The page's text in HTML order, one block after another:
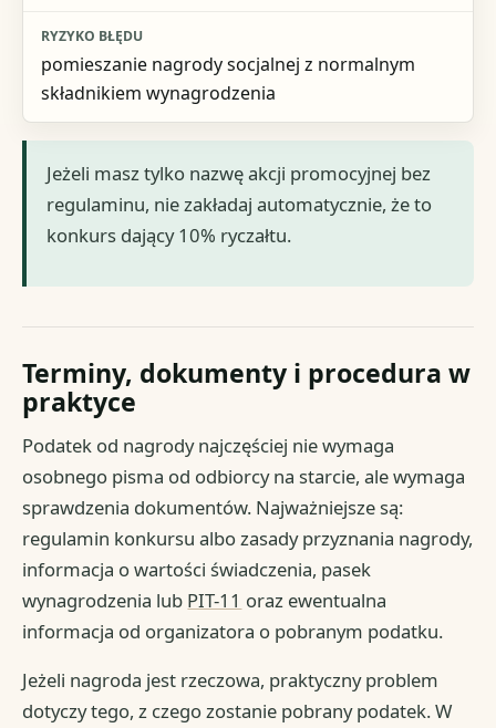
pomieszanie nagrody socjalnej z normalnym
składnikiem wynagrodzenia
Jeżeli masz tylko nazwę akcji promocyjnej bez
regulaminu, nie zakładaj automatycznie, że to
konkurs dający 10% ryczałtu.
Terminy, dokumenty i procedura w
praktyce
Podatek od nagrody najczęściej nie wymaga
osobnego pisma od odbiorcy na starcie, ale wymaga
sprawdzenia dokumentów. Najważniejsze są:
regulamin konkursu albo zasady przyznania nagrody,
informacja o wartości świadczenia, pasek
wynagrodzenia lub PIT-11 oraz ewentualna
informacja od organizatora o pobranym podatku.
Jeżeli nagroda jest rzeczowa, praktyczny problem
dotyczy tego, z czego zostanie pobrany podatek. W